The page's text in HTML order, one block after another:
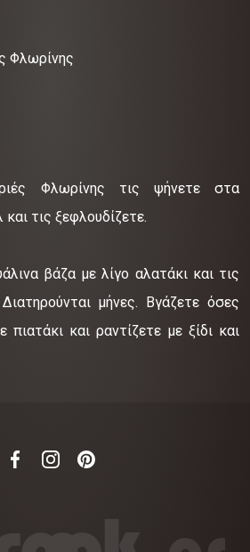
Φλωρίνης
Φλωρίνης τις ψήνετε στα
τις ξεφλουδίζετε.
βάζα με λίγο αλατάκι και τις
μήνες. Βγάζετε όσες
και ραντίζετε με ξίδι και